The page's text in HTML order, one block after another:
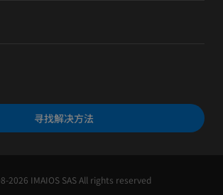
寻找解决方法
2026 IMAIOS SAS All rights reserved